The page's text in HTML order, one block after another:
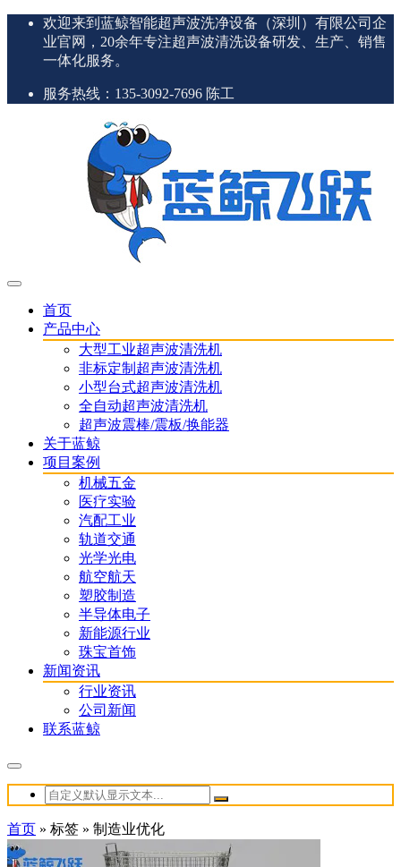
欢迎来到蓝鲸智能超声波洗净设备（深圳）有限公司企
业官网，20余年专注超声波清洗设备研发、生产、销售
一体化服务。
服务热线：135-3092-7696 陈工
首页
产品中心
大型工业超声波清洗机
非标定制超声波清洗机
小型台式超声波清洗机
全自动超声波清洗机
超声波震棒/震板/换能器
关于蓝鲸
项目案例
机械五金
医疗实验
汽配工业
轨道交通
光学光电
航空航天
塑胶制造
半导体电子
新能源行业
珠宝首饰
新闻资讯
行业资讯
公司新闻
联系蓝鲸
首页 » 标签 » 制造业优化